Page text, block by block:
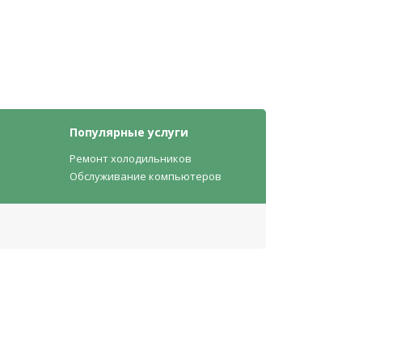
Популярные услуги
Ремонт холодильников
Обслуживание компьютеров